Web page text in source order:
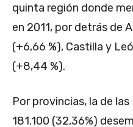
quinta región donde
en 2011, por detrás de
(+6,66 %), Castilla y
(+8,44 %).
Por provincias, la de
181.100 (32,36%)